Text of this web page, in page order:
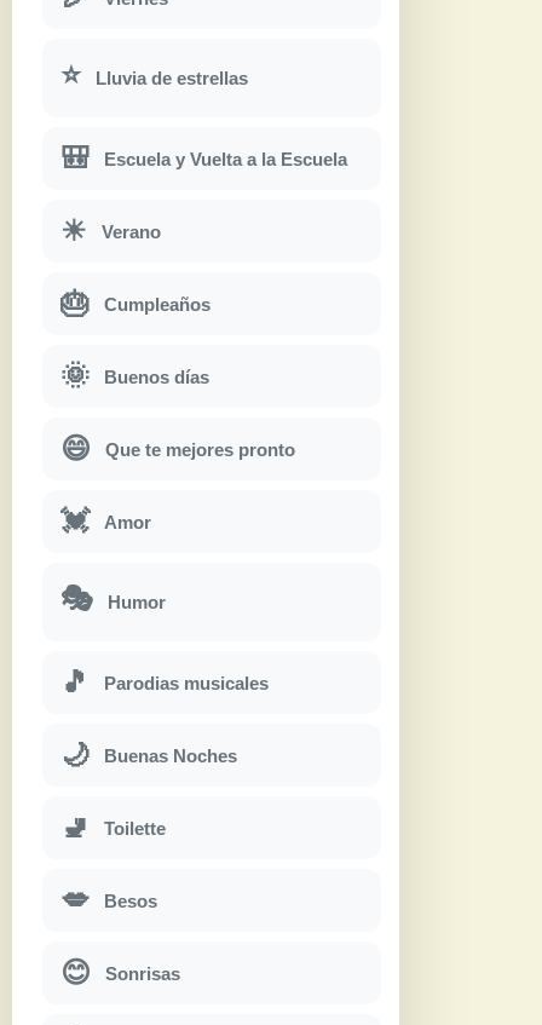
⭐ Lluvia de estrellas
🎒 Escuela y Vuelta a la Escuela
☀ Verano
🎂 Cumpleaños
🌞 Buenos días
😄 Que te mejores pronto
💓 Amor
🎭 Humor
🎵 Parodias musicales
🌙 Buenas Noches
🚽 Toilette
💋 Besos
😊 Sonrisas